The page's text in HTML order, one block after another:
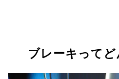
ブレーキってど